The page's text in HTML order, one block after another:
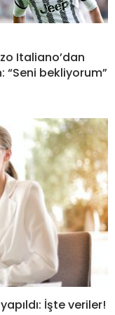
Italiano’dan
“Seni bekliyorum”
İşte veriler!